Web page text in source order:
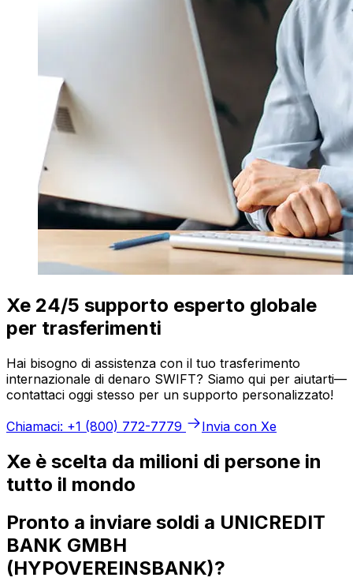
Xe 24/5 supporto esperto globale
per trasferimenti
Hai bisogno di assistenza con il tuo trasferimento
internazionale di denaro SWIFT? Siamo qui per aiutarti—
contattaci oggi stesso per un supporto personalizzato!
Chiamaci: +1 (800) 772-7779
Invia con Xe
Xe è scelta da milioni di persone in
tutto il mondo
Pronto a inviare soldi a UNICREDIT
BANK GMBH
(HYPOVEREINSBANK)?